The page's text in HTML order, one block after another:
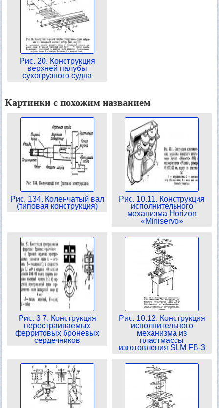
Рис. 20. Конструкция
верхней палубы
сухогрузного судна
Картинки с похожим названием
Рис. 134. Коленчатый вал
(типовая конструкция)
Рис. 10.11. Конструкция
исполнительного
механизма Horizon
«Miniservo»
Рис. 3 7. Конструкция
перестраиваемых
ферритовых броневых
сердечников
Рис. 10.12. Конструкция
исполнительного
механизма из
пластмассы
изготовления SLM FB-3